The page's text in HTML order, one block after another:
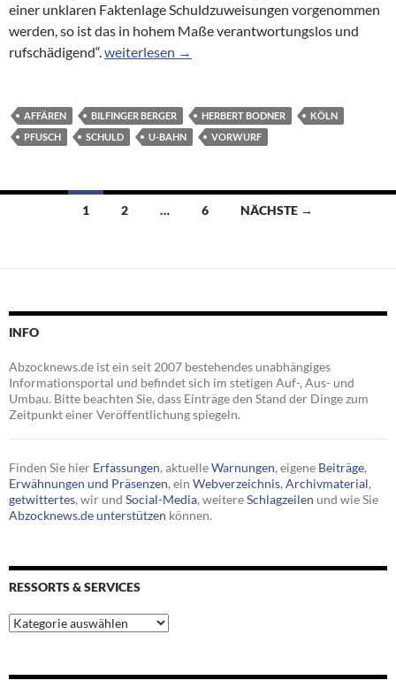
einer unklaren Faktenlage Schuldzuweisungen vorgenommen
werden, so ist das in hohem Maße verantwortungslos und
rufschädigend“.Bauriese Bilfinger Berger wehrt sich gegen
weiterlesen →
AFFÄREN BILFINGER BERGER HERBERT BODNER
KÖLN
PFUSCH
SCHULD U-BAHN VORWURF
Beitragsnavigation
1 2 … 6 NÄCHSTE →
INFO
Abzocknews.de ist ein seit 2007 bestehendes unabhängiges
Informationsportal und befindet sich im stetigen Auf-, Aus- und
Umbau. Bitte beachten Sie, dass Einträge den Stand der Dinge zum
Zeitpunkt einer Veröffentlichung spiegeln.
Finden Sie hier Erfassungen, aktuelleWarnungen, eigene Beiträge,
Erwähnungen und Präsenzen, ein Webverzeichnis, Archivmaterial,
getwittertes, wir und Social-Media, weitereSchlagzeilen und wie Sie
Abzocknews.de unterstützen können.
RESSORTS & SERVICES
Ressorts
&